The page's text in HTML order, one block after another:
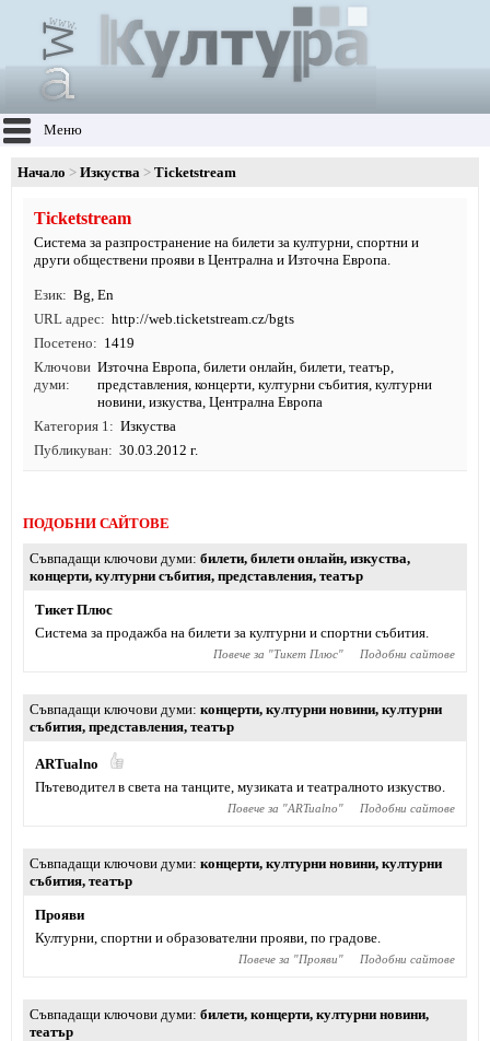
Меню
Начало Изкуства Ticketstream
Ticketstream
Система за разпространение на билети за културни, спортни и
други обществени прояви в Централна и Източна Европа.
Език Bg, En
URL адрес
http://web.ticketstream.cz/bgts
Посетено
1419
Ключови
думи
Източна Европа, билети онлайн, билети, театър,
представления, концерти, културни събития, културни
новини, изкуства, Централна Европа
Категория 1
Изкуства
Публикуван
30.03.2012 г.
ПОДОБНИ САЙТОВЕ
Съвпадащи ключови думи билети, билети онлайн, изкуства,
концерти, културни събития, представления, театър
Тикет Плюс
Система за продажба на билети за културни и спортни събития.
Повече за "Тикет Плюс" Подобни сайтове
Съвпадащи ключови думи концерти, културни новини, културни
събития, представления, театър
ARTualno
Пътеводител в света на танците, музиката и театралното изкуство.
Повече за "ARTualno" Подобни сайтове
Съвпадащи ключови думи концерти, културни новини, културни
събития, театър
Прояви
Културни, спортни и образователни прояви, по градове.
Повече за "Прояви" Подобни сайтове
Съвпадащи ключови думи билети, концерти, културни новини,
театър